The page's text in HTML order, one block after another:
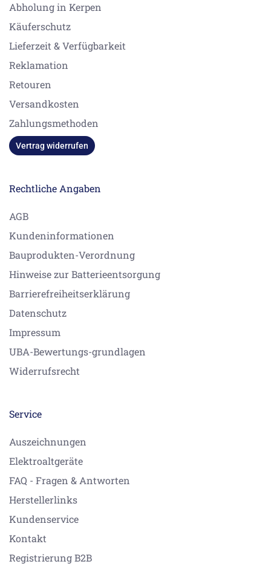
Abholung in Kerpen
Käuferschutz
Lieferzeit & Verfügbarkeit
Reklamation
Retouren
Versandkosten
Zahlungsmethoden
Vertrag widerrufen
Rechtliche Angaben
AGB
Kundeninformationen
Bauprodukten-Verordnung
Hinweise zur Batterieentsorgung
Barrierefreiheitserklärung
Datenschutz
Impressum
UBA-Bewertungs-grundlagen
Widerrufsrecht
Service
Auszeichnungen
Elektroaltgeräte
FAQ - Fragen & Antworten
Herstellerlinks
Kundenservice
Kontakt
Registrierung B2B